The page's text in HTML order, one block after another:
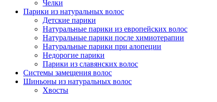
Челки
Парики из натуральных волос
Детские парики
Натуральные парики из европейских волос
Натуральные парики после химиотерапии
Натуральные парики при алопеции
Недорогие парики
Парики из славянских волос
Системы замещения волос
Шиньоны из натуральных волос
Хвосты